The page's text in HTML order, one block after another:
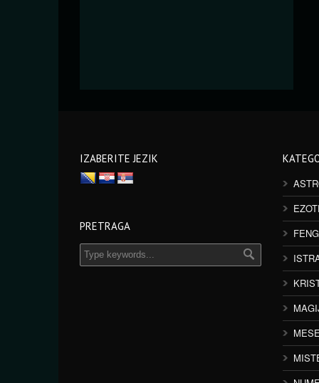
IZABERITE JEZIK
PRETRAGA